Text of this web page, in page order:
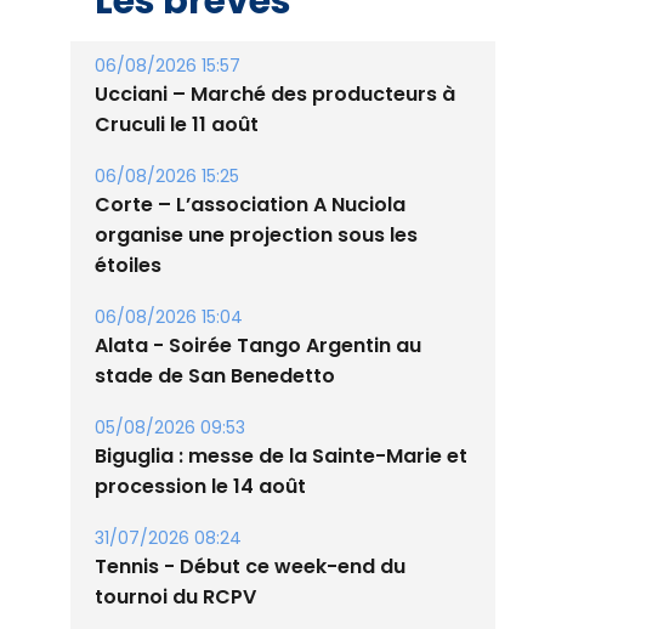
06/08/2026 15:57
Ucciani – Marché des producteurs à
Cruculi le 11 août
06/08/2026 15:25
Corte – L’association A Nuciola
organise une projection sous les
étoiles
06/08/2026 15:04
Alata - Soirée Tango Argentin au
stade de San Benedetto
05/08/2026 09:53
Biguglia : messe de la Sainte-Marie et
procession le 14 août
31/07/2026 08:24
Tennis - Début ce week-end du
tournoi du RCPV